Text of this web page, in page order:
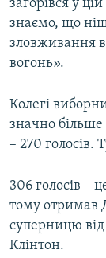
загорівся у
знаємо, що
зловживання
вогонь».
Колегі
значно
– 270 голосів.
306 голосів –
тому отримав
суперницю від
Клінтон.